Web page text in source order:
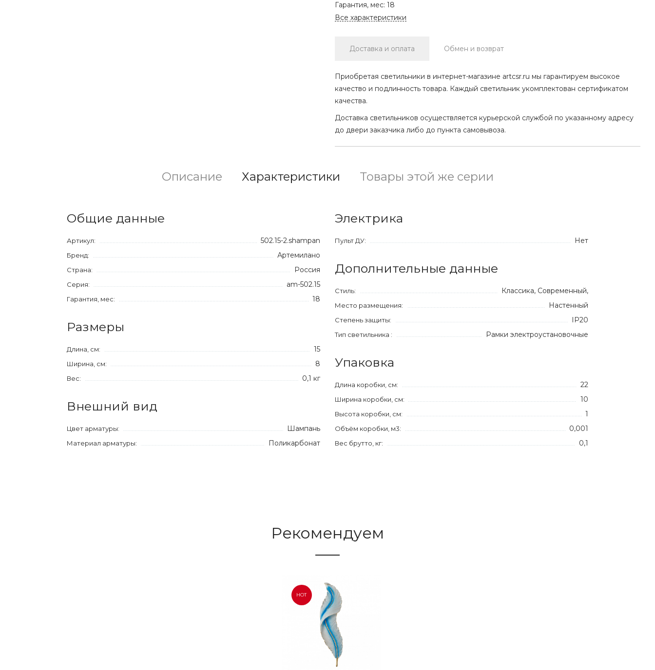
Гарантия, мес: 18
Все характеристики
Доставка и оплата Обмен и возврат
Приобретая светильники в интернет-магазине artcsr.ru мы гарантируем высокое
качество и подлинность товара. Каждый светильник укомплектован сертификатом
качества.
Доставка светильников осуществляется курьерской службой по указанному адресу
до двери заказчика либо до пункта самовывоза.
Описание Характеристики Товары этой же серии
Общие данные
Артикул: 502.15-2.shampan
Бренд: Артемилано
Страна: Россия
Серия: am-502.15
Гарантия, мес: 18
Размеры
Длина, см: 15
Ширина, см: 8
Вес: 0,1 кг
Внешний вид
Цвет арматуры: Шампань
Материал арматуры: Поликарбонат
Электрика
Пульт ДУ: Нет
Дополнительные данные
Стиль: Классика, Современный,
Место размещения: Настенный
Степень защиты: IP20
Тип светильника : Рамки электроустановочные
Упаковка
Длина коробки, см: 22
Ширина коробки, см: 10
Высота коробки, см: 1
Объём коробки, м3: 0,001
Вес брутто, кг: 0,1
Рекомендуем
HOT